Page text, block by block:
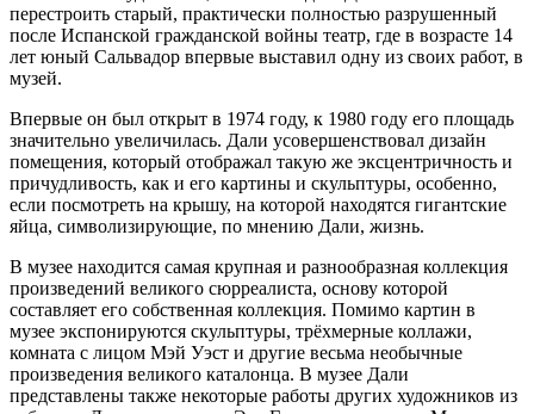
перестроить старый, практически полностью разрушенный
после Испанской гражданской войны театр, где в возрасте 14
лет юный Сальвадор впервые выставил одну из своих работ, в
музей.
Впервые он был открыт в 1974 году, к 1980 году его площадь
значительно увеличилась. Дали усовершенствовал дизайн
помещения, который отображал такую же эксцентричность и
причудливость, как и его картины и скульптуры, особенно,
если посмотреть на крышу, на которой находятся гигантские
яйца, символизирующие, по мнению Дали, жизнь.
В музее находится самая крупная и разнообразная коллекция
произведений великого сюрреалиста, основу которой
составляет его собственная коллекция. Помимо картин в
музее экспонируются скульптуры, трёхмерные коллажи,
комната с лицом Мэй Уэст и другие весьма необычные
произведения великого каталонца. В музее Дали
представлены также некоторые работы других художников из